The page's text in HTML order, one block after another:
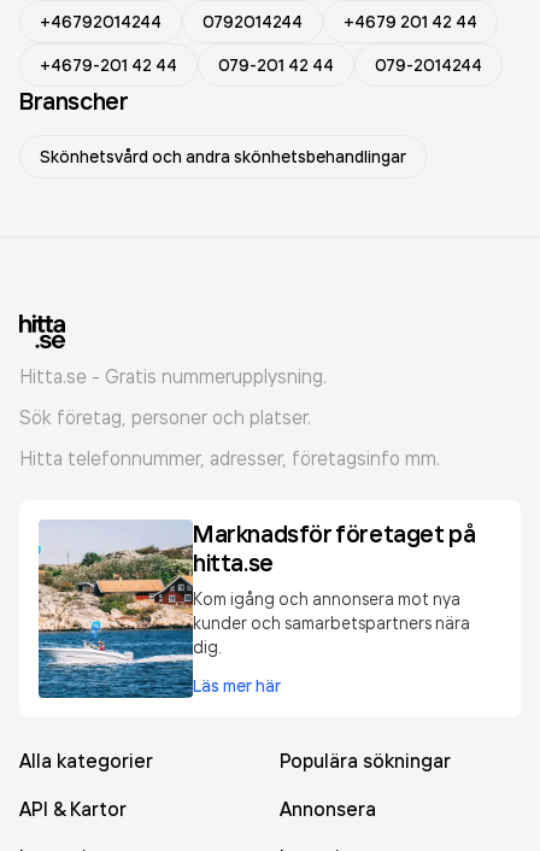
+46792014244 0792014244
+4679 201 42 44
+4679-201 42 44
079-201 42 44 079-2014244
Branscher
Skönhetsvård och andra skönhetsbehandlingar
Hitta.se - Gratis nummerupplysning.
Sök företag, personer och platser.
Hitta telefonnummer, adresser, företagsinfo mm.
Marknadsför företaget på
hitta.se
Kom igång och annonsera mot nya
kunder och samarbetspartners nära
dig.
Läs mer här
Alla kategorier
Populära sökningar
API & Kartor
Annonsera